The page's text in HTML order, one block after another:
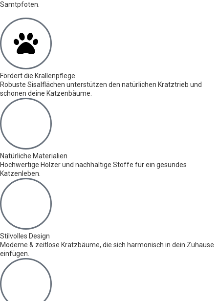
Samtpfoten.
Fördert die Krallenpflege
Robuste Sisalflächen unterstützen den natürlichen Kratztrieb und
schonen deine Katzenbäume.
Natürliche Materialien
Hochwertige Hölzer und nachhaltige Stoffe für ein gesundes
Katzenleben.
Stilvolles Design
Moderne & zeitlose Kratzbäume, die sich harmonisch in dein Zuhause
einfügen.